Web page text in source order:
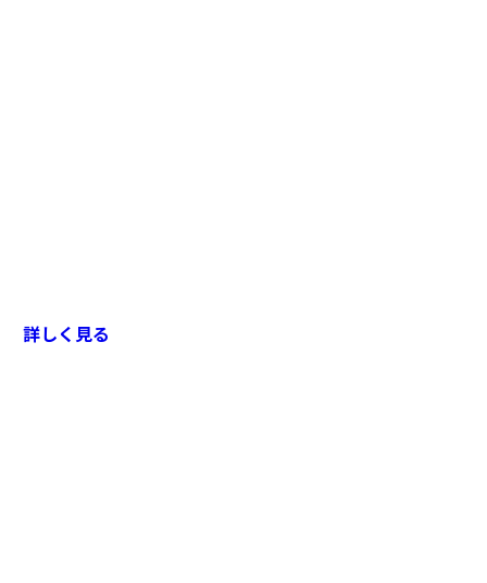
詳しく見る